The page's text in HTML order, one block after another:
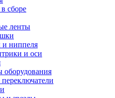
сборе
ленты
ниппеля
и оси
оборудования